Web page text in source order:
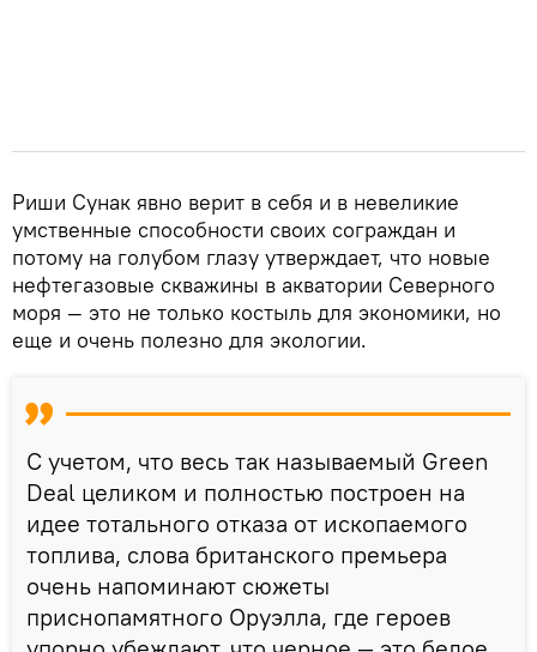
Риши Сунак явно верит в себя и в невеликие
умственные способности своих сограждан и
потому на голубом глазу утверждает, что новые
нефтегазовые скважины в акватории Северного
моря — это не только костыль для экономики, но
еще и очень полезно для экологии.
С учетом, что весь так называемый Green
Deal целиком и полностью построен на
идее тотального отказа от ископаемого
топлива, слова британского премьера
очень напоминают сюжеты
приснопамятного Оруэлла, где героев